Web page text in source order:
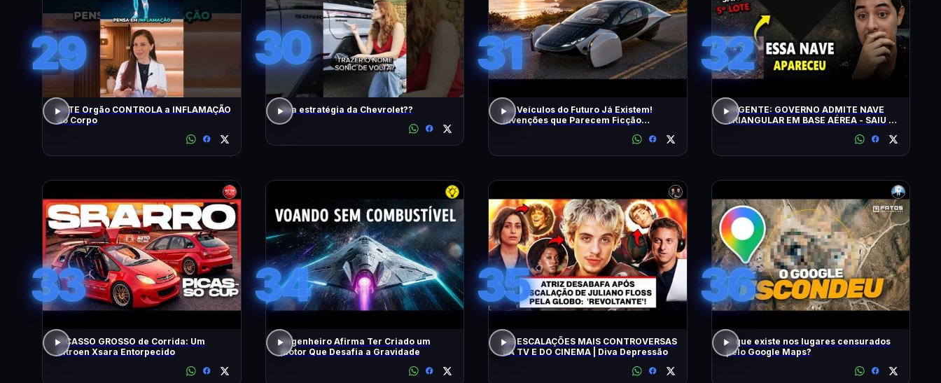
29
ESTE Orgão CONTROLA a INFLAMAÇÃO
do Corpo
30
Boa estratégia da Chevrolet??
31
Os Veículos do Futuro Já Existem!
Invenções que Parecem Ficção
32
URGENTE: GOVERNO ADMITE NAVE
TRIANGULAR EM BASE AÉREA - SAIU O
33
PICASSO GROSSO de Corrida: Um
Citroen Xsara Entorpecido
34
Engenheiro Afirma Ter Criado um
Motor Que Desafia a Gravidade
35
AS ESCALAÇÕES MAIS CONTROVERSAS
DA TV E DO CINEMA | Diva Depressão
36
O que existe nos lugares censurados
pelo Google Maps?